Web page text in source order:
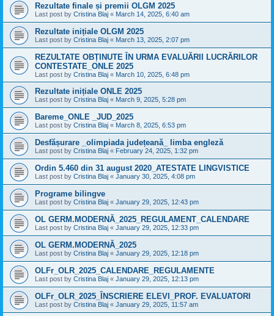
Rezultate finale și premii OLGM 2025
Last post by Cristina Blaj « March 14, 2025, 6:40 am
Rezultate inițiale OLGM 2025
Last post by Cristina Blaj « March 13, 2025, 2:07 pm
REZULTATE OBȚINUTE ÎN URMA EVALUĂRII LUCRĂRILOR
CONTESTATE_ONLE 2025
Last post by Cristina Blaj « March 10, 2025, 6:48 pm
Rezultate inițiale ONLE 2025
Last post by Cristina Blaj « March 9, 2025, 5:28 pm
Bareme_ONLE _JUD_2025
Last post by Cristina Blaj « March 8, 2025, 6:53 pm
Desfășurare _olimpiada județeană_ limba engleză
Last post by Cristina Blaj « February 24, 2025, 1:32 pm
Ordin 5.460 din 31 august 2020_ATESTATE LINGVISTICE
Last post by Cristina Blaj « January 30, 2025, 4:08 pm
Programe bilingve
Last post by Cristina Blaj « January 29, 2025, 12:43 pm
OL GERM.MODERNĂ_2025_REGULAMENT_CALENDARE
Last post by Cristina Blaj « January 29, 2025, 12:33 pm
OL GERM.MODERNĂ_2025
Last post by Cristina Blaj « January 29, 2025, 12:18 pm
OLFr_OLR_2025_CALENDARE_REGULAMENTE
Last post by Cristina Blaj « January 29, 2025, 12:13 pm
OLFr_OLR_2025_ÎNSCRIERE ELEVI_PROF. EVALUATORI
Last post by Cristina Blaj « January 29, 2025, 11:57 am